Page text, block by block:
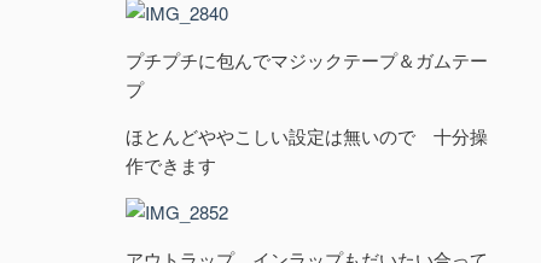
プチプチに包んでマジックテープ＆ガムテー
プ
ほとんどややこしい設定は無いので 十分操
作できます